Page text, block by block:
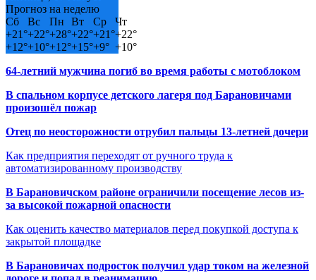
Прогноз на неделю
Сб
Вс Пн Вт Ср
Чт
+21°+22°+28°+22°+21°+22°
+12°+10°+12°+15°+9° +10°
64-летний мужчина погиб во время работы с мотоблоком
В спальном корпусе детского лагеря под Барановичами
произошёл пожар
Отец по неосторожности отрубил пальцы 13-летней дочери
Как предприятия переходят от ручного труда к
автоматизированному производству
В Барановичском районе ограничили посещение лесов из-
за высокой пожарной опасности
Как оценить качество материалов перед покупкой доступа к
закрытой площадке
В Барановичах подросток получил удар током на железной